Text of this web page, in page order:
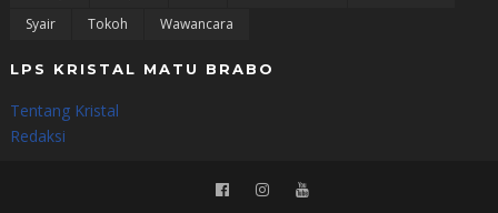
Syair
Tokoh Wawancara
LPS KRISTAL MATU BRABO
Tentang Kristal
Redaksi